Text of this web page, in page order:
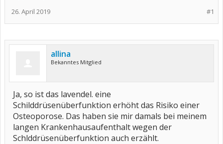
#1
26. April 2019
allina
Bekanntes Mitglied
Ja, so ist das lavendel. eine
Schilddrüsenüberfunktion erhöht das Risiko einer
Osteoporose. Das haben sie mir damals bei meinem
langen Krankenhausaufenthalt wegen der
Schlddrüsenüberfunktion auch erzählt.